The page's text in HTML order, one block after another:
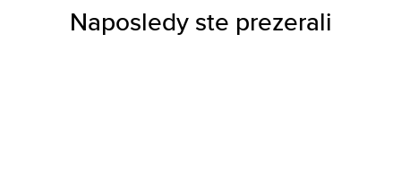
Naposledy ste prezerali